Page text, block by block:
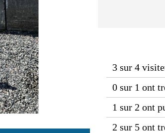
3 sur 4
0 sur 1 ont
1 sur 2 ont
2 sur 5 ont